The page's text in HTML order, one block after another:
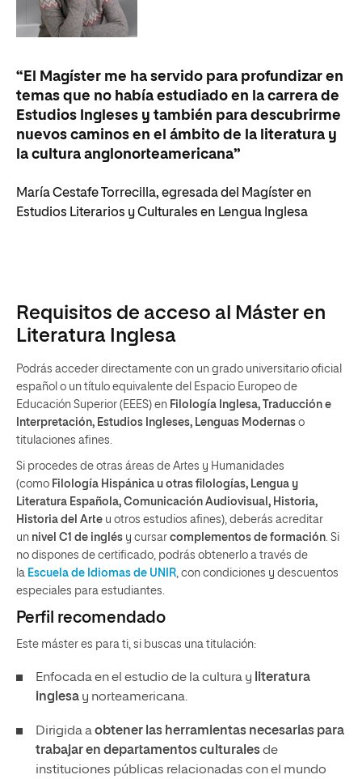
“El Magíster me ha servido para profundizar en
temas que no había estudiado en la carrera de
Estudios Ingleses y también para descubrirme
nuevos caminos en el ámbito de la literatura y
la cultura anglonorteamericana”
María Cestafe Torrecilla, egresada del Magíster en
Estudios Literarios y Culturales en Lengua Inglesa
Requisitos de acceso al Máster en
Literatura Inglesa
Podrás acceder directamente con un grado universitario oficial
español o un título equivalente del Espacio Europeo de
Educación Superior (EEES) en Filología Inglesa, Traducción e
Interpretación, Estudios Ingleses, Lenguas Modernas o
titulaciones afines.
Si procedes de otras áreas de Artes y Humanidades
(como Filología Hispánica u otras filologías, Lengua y
Literatura Española, Comunicación Audiovisual, Historia,
Historia del Arte u otros estudios afines), deberás acreditar
un nivel C1 de inglés y cursar complementos de formación . Si
no dispones de certificado, podrás obtenerlo a través de
la Escuela de Idiomas de UNIR , con condiciones y descuentos
especiales para estudiantes.
Perfil recomendado
Este máster es para ti, si buscas una titulación:
Enfocada en el estudio de la cultura y literatura
inglesa y norteamericana.
Dirigida aobtener las herramientas necesarias para
trabajar en departamentos culturalesde
instituciones públicas relacionadas con el mundo